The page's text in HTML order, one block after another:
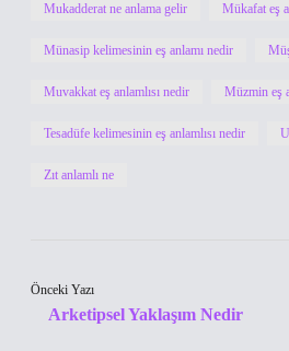
Mukadderat ne anlama gelir Mükafat eş
Münasip kelimesinin eş anlamı nedir
Muvakkat eş anlamlısı nedir Müzmin eş
Tesadüfe kelimesinin eş anlamlısı nedir
Zıt anlamlı ne
Önceki Yazı
Arketipsel Yaklaşım Nedir